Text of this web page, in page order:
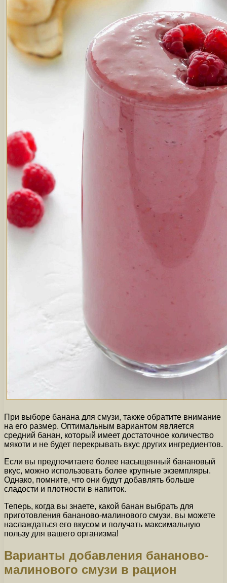
При выборе банана для смузи, также обратите внимание
на его размер. Оптимальным вариантом является
средний банан, который имеет достаточное количество
мякоти и не будет перекрывать вкус других ингредиентов.
Если вы предпочитаете более насыщенный банановый
вкус, можно использовать более крупные экземпляры.
Однако, помните, что они будут добавлять больше
сладости и плотности в напиток.
Теперь, когда вы знаете, какой банан выбрать для
приготовления бананово-малинового смузи, вы можете
наслаждаться его вкусом и получать максимальную
пользу для вашего организма!
Варианты добавления бананово-
малинового смузи в рацион